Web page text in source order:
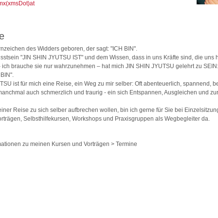
des Widders geboren, der sagt: "ICH BIN".
"JIN SHIN JYUTSU IST" und dem Wissen, dass in uns Kräfte sind, die uns
ich brauche sie nur wahrzunehmen – hat mich JIN SHIN JYUTSU gelehrt zu
ist für mich eine Reise, ein Weg zu mir selber: Oft abenteuerlich, spannend,
auch schmerzlich und traurig - ein sich Entspannen, Ausgleichen und
Reise zu sich selber aufbrechen wollen, bin ich gerne für Sie bei
Selbsthilfekursen, Workshops und Praxisgruppen als Wegbegleiter da.
zu meinen Kursen und Vorträgen > Termine